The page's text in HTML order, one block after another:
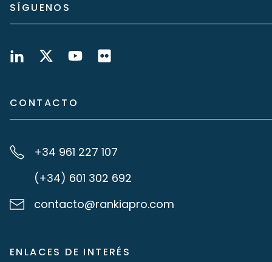
SÍGUENOS
CONTACTO
+34 961 227 107
(+34) 601 302 692
contacto@rankiapro.com
ENLACES DE INTERÉS